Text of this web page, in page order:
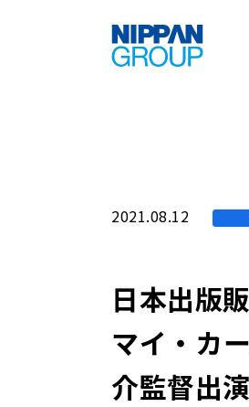
2021.08.12
日本出版
マイ・カ
介監督出